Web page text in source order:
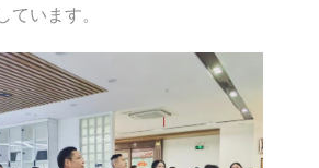
ています。